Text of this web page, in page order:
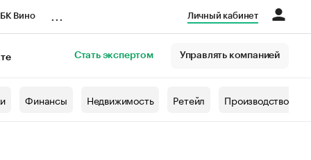
Вино Личный кабинет
Стать экспертом Управлять компанией
Финансы Недвижимость Ретейл Производство